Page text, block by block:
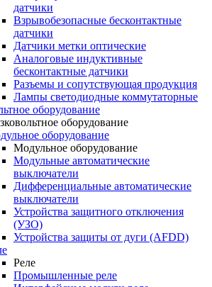
датчики
Взрывобезопасные бесконтактные
датчики
Датчики метки оптические
Аналоговые индуктивные
бесконтактные датчики
Разъемы и сопутствующая продукция
Лампы светодиодные коммутаторные
оборудование
оборудование
оборудование
Модульное оборудование
Модульные автоматические
выключатели
Дифференциальные автоматические
выключатели
Устройства защитного отключения
(УЗО)
Устройства защиты от дуги (AFDD)
Реле
Промышленные реле